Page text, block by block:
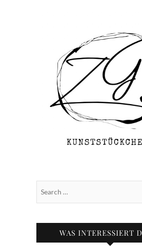
WAS INTERESSIERT